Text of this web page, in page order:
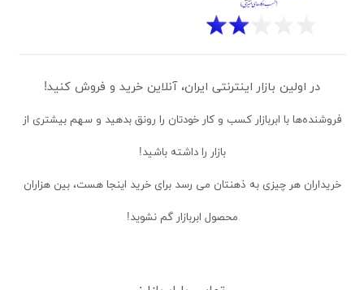
در اولین بازار اینترنتی ایران، آنلاین خرید و فروش کنید!
فروشنده‌ها با ابربازار کسب و کار خودتان را رونق بدهید و سهم بیشتری از
بازار را داشته باشید!
خریداران هر چیزی به ذهنتان می رسد برای خرید اینجا هست، بین هزاران
محصول ابربازار گم نشوید!